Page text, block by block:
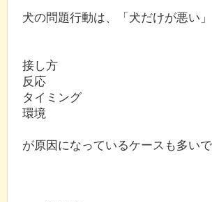
犬の問題行動は、「犬だけが悪い」
接し方
反応
タイミング
環境
が原因になっているケースも多いで